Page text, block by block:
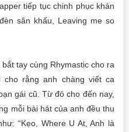
tiếp tục chinh phục khán
sân khấu, Leaving me so
tay cùng Rhymastic cho ra
cho rằng anh chàng viết ca
gái cũ. Từ đó cho đến nay,
mỗi bài hát của anh đều thu
“Kẹo, Where U At, Anh là